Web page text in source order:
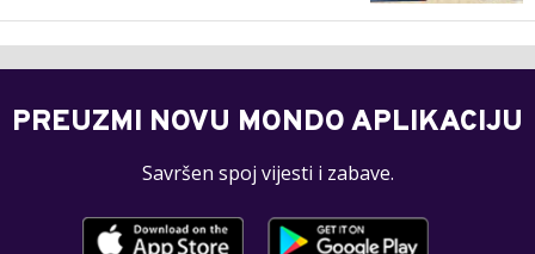
PREUZMI NOVU MONDO APLIKACIJU
Savršen spoj vijesti i zabave.